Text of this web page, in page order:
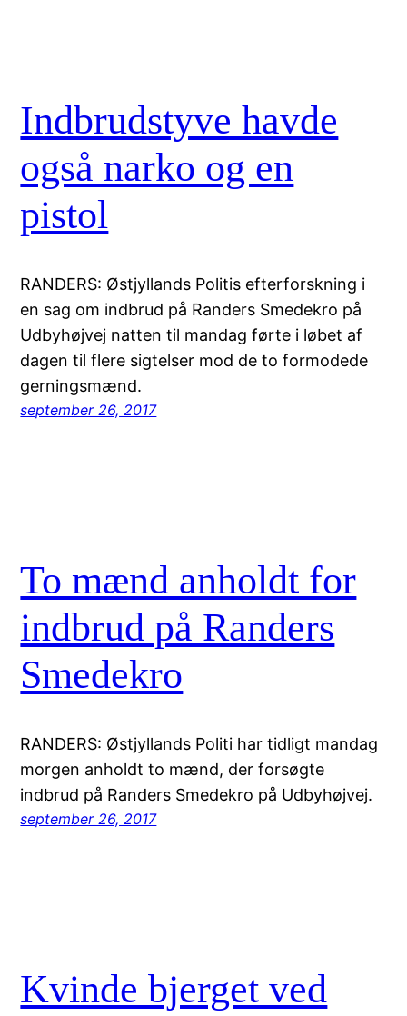
Indbrudstyve havde
også narko og en
pistol
RANDERS: Østjyllands Politis efterforskning i
en sag om indbrud på Randers Smedekro på
Udbyhøjvej natten til mandag førte i løbet af
dagen til flere sigtelser mod de to formodede
gerningsmænd.
september 26, 2017
To mænd anholdt for
indbrud på Randers
Smedekro
RANDERS: Østjyllands Politi har tidligt mandag
morgen anholdt to mænd, der forsøgte
indbrud på Randers Smedekro på Udbyhøjvej.
september 26, 2017
Kvinde bjerget ved